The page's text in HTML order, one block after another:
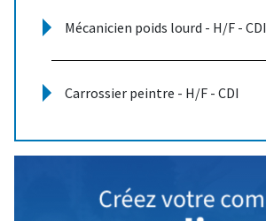
Mécanicien poids lourd - H/F - CDI
Carrossier peintre - H/F - CDI